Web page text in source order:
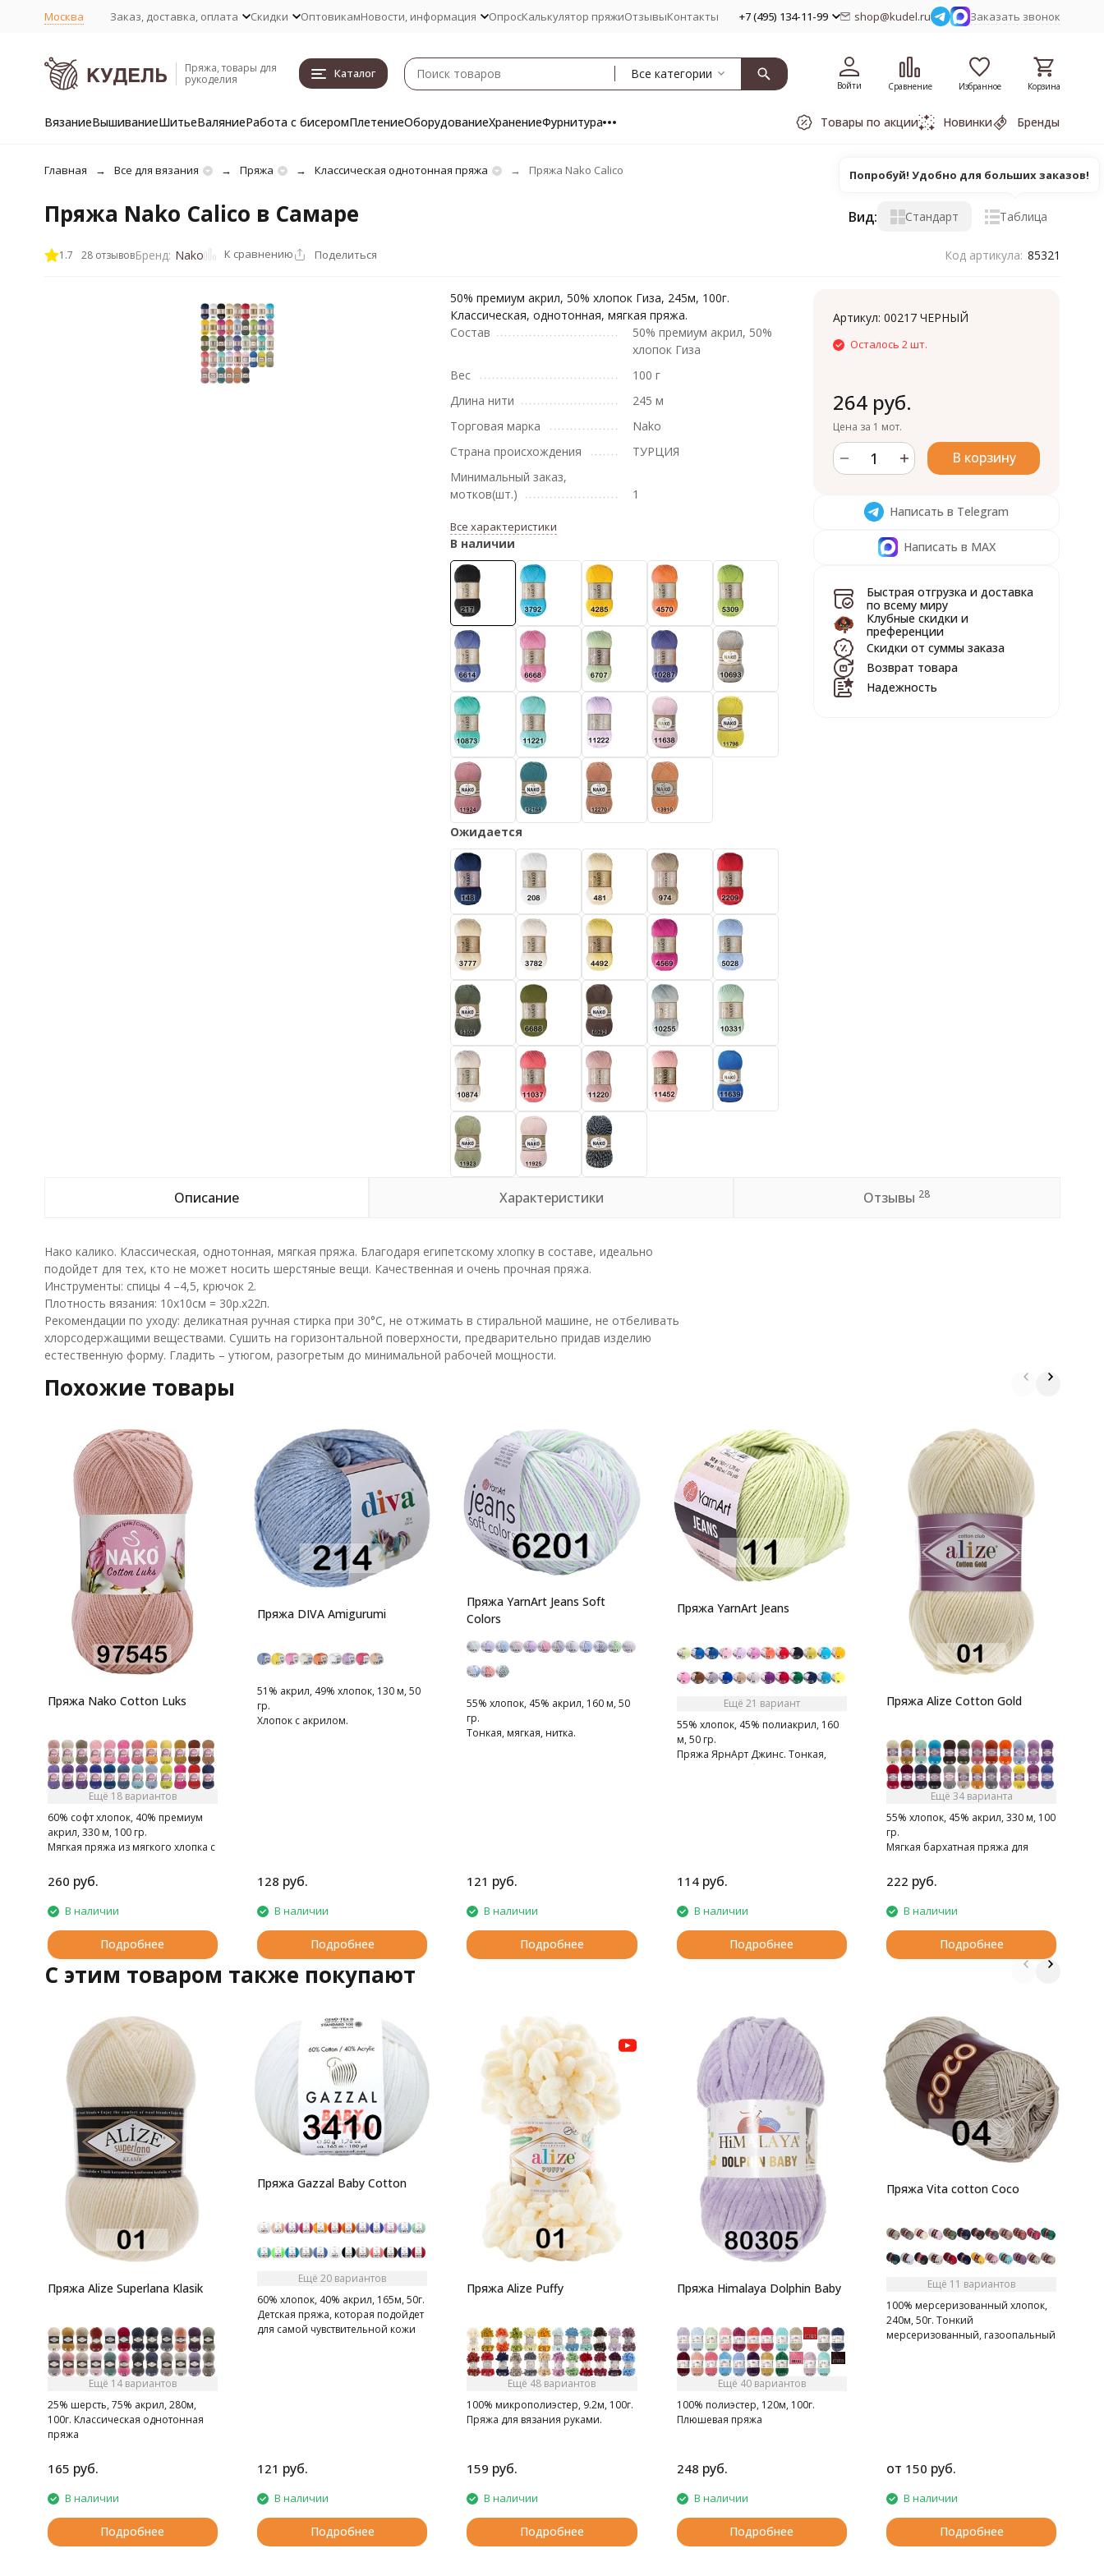
Москва Заказ, доставка, оплата Скидки ОптовикамНовости, информация ОпросКалькулятор пряжиОтзывыКонтакты +7 (495) 134-11-99 shop@kudel.ru Заказать звонок
Пряжа, товары для
рукоделия
Каталог Все категории
Войти Сравнение Избранное Корзина
ВязаниеВышиваниеШитьеВаляниеРабота с бисеромПлетениеОборудованиеХранениеФурнитура Товары по акции Новинки Бренды
Главная Все для вязания Пряжа Классическая однотонная пряжа Пряжа Nako Calico
Пряжа Nako Calico в Самаре Вид: Стандарт Таблица
1.7 28 отзывовБренд: Nako К сравнению Поделиться Код артикула: 85321
50% премиум акрил, 50% хлопок Гиза, 245м, 100г.
Классическая, однотонная, мягкая пряжа.
Состав
50% премиум акрил, 50%
хлопок Гиза
Вес
100 г
Длина нити
245 м
Торговая марка
Nako
Страна происхождения
ТУРЦИЯ
Минимальный заказ,
мотков(шт.)
1
Все характеристики
В наличии
Ожидается
Артикул:00217 ЧЕРНЫЙ
Осталось 2 шт.
264 руб.
Цена за 1 мот.
В корзину
Написать в Telegram
Написать в MAX
Быстрая отгрузка и доставка
по всему миру
Клубные скидки и
преференции
Скидки от суммы заказа
Возврат товара
Надежность
Описание Характеристики Отзывы 28
Нако калико. Классическая, однотонная, мягкая пряжа. Благодаря египетскому хлопку в составе, идеально
подойдет для тех, кто не может носить шерстяные вещи. Качественная и очень прочная пряжа.
Инструменты: спицы 4 –4,5, крючок 2.
Плотность вязания: 10х10см = 30р.х22п.
Рекомендации по уходу: деликатная ручная стирка при 30°С, не отжимать в стиральной машине, не отбеливать
хлорсодержащими веществами. Сушить на горизонтальной поверхности, предварительно придав изделию
естественную форму. Гладить – утюгом, разогретым до минимальной рабочей мощности.
Похожие товары
Пряжа Nako Cotton Luks
Ещё 18 вариантов
60% софт хлопок, 40% премиум
акрил, 330 м, 100 гр.
Мягкая пряжа из мягкого хлопка с
260 руб.
В наличии
Подробнее
Пряжа DIVA Amigurumi
51% акрил, 49% хлопок, 130 м, 50
гр.
Хлопок с акрилом.
128 руб.
В наличии
Подробнее
Пряжа YarnArt Jeans Soft
Colors
55% хлопок, 45% акрил, 160 м, 50
гр.
Тонкая, мягкая, нитка.
121 руб.
В наличии
Подробнее
Пряжа YarnArt Jeans
Ещё 21 вариант
55% хлопок, 45% полиакрил, 160
м, 50 гр.
Пряжа ЯрнАрт Джинс. Тонкая,
мягкая, слегка бархатистая нитка.
114 руб.
В наличии
Подробнее
Пряжа Alize Cotton Gold
Ещё 34 варианта
55% хлопок, 45% акрил, 330 м, 100
гр.
Мягкая бархатная пряжа для
222 руб.
В наличии
Подробнее
C этим товаром также покупают
Пряжа Alize Superlana Klasik
Ещё 14 вариантов
25% шерсть, 75% акрил, 280м,
100г. Классическая однотонная
пряжа
165 руб.
В наличии
Подробнее
Пряжа Gazzal Baby Cotton
Ещё 20 вариантов
60% хлопок, 40% акрил, 165м, 50г.
Детская пряжа, которая подойдет
для самой чувствительной кожи
121 руб.
В наличии
Подробнее
Пряжа Alize Puffy
Ещё 48 вариантов
100% микрополиэстер, 9.2м, 100г.
Пряжа для вязания руками.
159 руб.
В наличии
Подробнее
Пряжа Himalaya Dolphin Baby
Ещё 40 вариантов
100% полиэстер, 120м, 100г.
Плюшевая пряжа
248 руб.
В наличии
Подробнее
Пряжа Vita cotton Coco
Ещё 11 вариантов
100% мерсеризованный хлопок,
240м, 50г. Тонкий
мерсеризованный, газоопальный
от 150 руб.
В наличии
Подробнее
Попробуй! Удобно для больших заказов!